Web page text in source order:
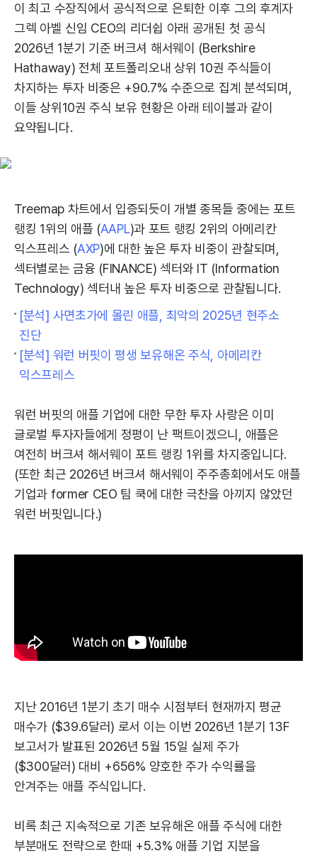
이 최고 수장직에서 공식적으로 은퇴한 이후 그의 후계자
그렉 아벨 신임 CEO의 리더쉽 아래 공개된 첫 공식
2026년 1분기 기준 버크셔 해서웨이 (Berkshire
Hathaway) 전체 포트폴리오내 상위 10권 주식들이
차지하는 투자 비중은 +90.7% 수준으로 집계 분석되며,
이들 상위10권 주식 보유 현황은 아래 테이블과 같이
요약됩니다.
Treemap 차트에서 입증되듯이 개별 종목들 중에는 포트
랭킹 1위의 애플 (AAPL)과 포트 랭킹 2위의 아메리칸
익스프레스 (AXP)에 대한 높은 투자 비중이 관찰되며,
섹터별로는 금융 (FINANCE) 섹터와 IT (Information
Technology) 섹터내 높은 투자 비중으로 관찰됩니다.
[분석] 사면초가에 몰린 애플, 최악의 2025년 현주소
진단
[분석] 워런 버핏이 평생 보유해온 주식, 아메리칸
익스프레스
워런 버핏의 애플 기업에 대한 무한 투자 사랑은 이미
글로벌 투자자들에게 정평이 난 팩트이겠으니, 애플은
여전히 버크셔 해서웨이 포트 랭킹 1위를 차지중입니다.
(또한 최근 2026년 버크셔 해서웨이 주주총회에서도 애플
기업과 former CEO 팀 쿡에 대한 극찬을 아끼지 않았던
워런 버핏입니다.)
지난 2016년 1분기 초기 매수 시점부터 현재까지 평균
매수가 ($39.6달러) 로서 이는 이번 2026년 1분기 13F
보고서가 발표된 2026년 5월 15일 실제 주가
($300달러) 대비 +656% 양호한 주가 수익률을
안겨주는 애플 주식입니다.
비록 최근 지속적으로 기존 보유해온 애플 주식에 대한
부분매도 전략으로 한때 +5.3% 애플 기업 지분을